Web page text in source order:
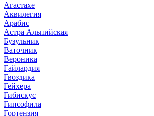
Агастахе
Аквилегия
Арабис
Астра Альпийская
Бузульник
Ваточник
Вероника
Гайлардия
Гвоздика
Гейхера
Гибискус
Гипсофила
Гортензия